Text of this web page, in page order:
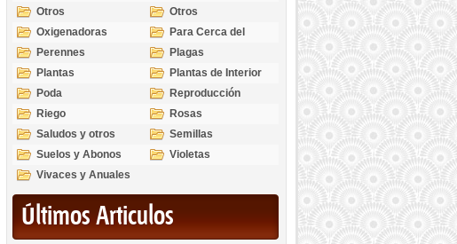
Otros
Otros
Oxigenadoras
Para Cerca del
Estanque
Perennes
Plagas
Plantas
Plantas de Interior
Poda
Reproducción
Riego
Rosas
Saludos y otros
temas
Semillas
Suelos y Abonos
Violetas
Vivaces y Anuales
Últimos Articulos